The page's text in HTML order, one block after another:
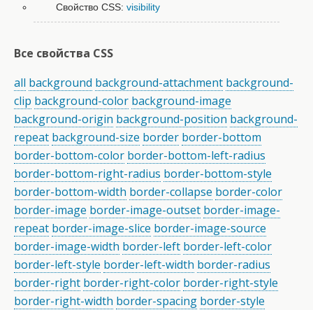
Свойство CSS:visibility
Все свойства CSS
all background background-attachment background-
clip background-color background-image
background-origin background-position background-
repeat background-size border border-bottom
border-bottom-color border-bottom-left-radius
border-bottom-right-radius border-bottom-style
border-bottom-width border-collapse border-color
border-image border-image-outset border-image-
repeat border-image-slice border-image-source
border-image-width border-left border-left-color
border-left-style border-left-width border-radius
border-right border-right-color border-right-style
border-right-width border-spacing border-style